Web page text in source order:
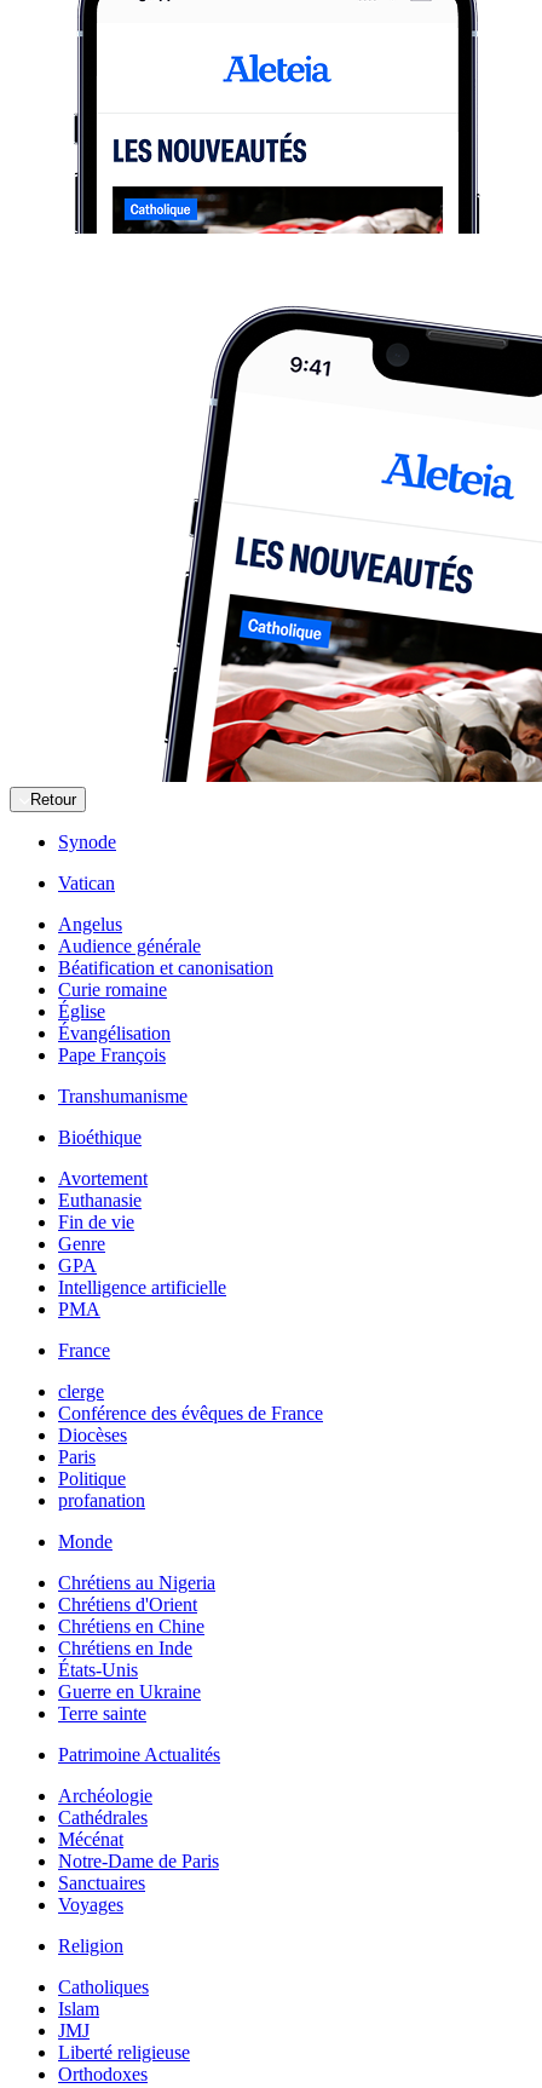
Retour
Synode
Vatican
Angelus
Audience générale
Béatification et canonisation
Curie romaine
Église
Évangélisation
Pape François
Transhumanisme
Bioéthique
Avortement
Euthanasie
Fin de vie
Genre
GPA
Intelligence artificielle
PMA
France
clerge
Conférence des évêques de France
Diocèses
Paris
Politique
profanation
Monde
Chrétiens au Nigeria
Chrétiens d'Orient
Chrétiens en Chine
Chrétiens en Inde
États-Unis
Guerre en Ukraine
Terre sainte
Patrimoine Actualités
Archéologie
Cathédrales
Mécénat
Notre-Dame de Paris
Sanctuaires
Voyages
Religion
Catholiques
Islam
JMJ
Liberté religieuse
Orthodoxes